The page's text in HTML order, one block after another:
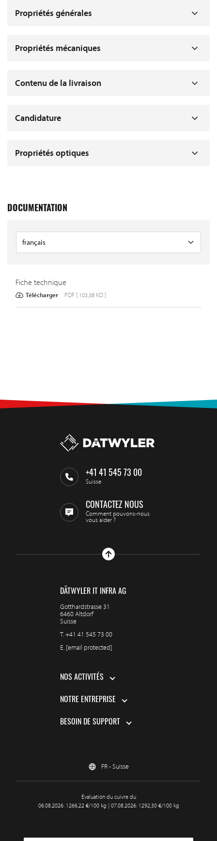
Propriétés générales
Propriétés mécaniques
Contenu de la livraison
Candidature
Propriétés optiques
DOCUMENTATION
Fiche technique
Télécharger PDF [ 103,38 KO ]
+41 41 545 73 00
Suisse
CONTACTEZ NOUS
Comment pouvons-nous
vous aider ?
DÄTWYLER IT INFRA AG
Gotthardstrasse 31
6460 Altdorf
Suisse
T.+41 41 545 73 00
E. [email protected]
NOS ACTIVITÉS
NOTRE ENTREPRISE
BESOIN DE SUPPORT
FR - Suisse
Évaluation du cuivre du
06.08.2026: 1266,22 €/100 kg | 07.08.2026: 1292,30 €/100 kg